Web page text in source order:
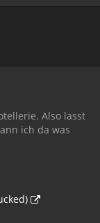
Also lasst
ich da was